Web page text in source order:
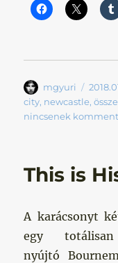
Szerző
mgyuri
city, newcastle,
nincsenek
This is
A karácsonyt
egy
nyújtó